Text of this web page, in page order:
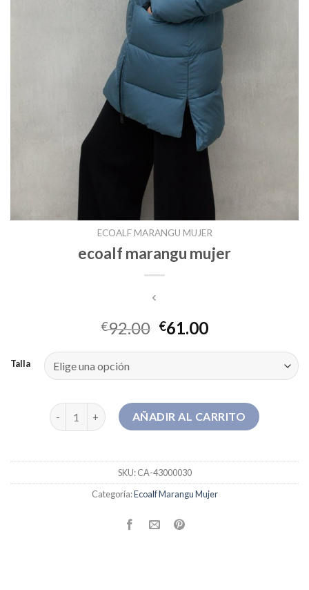
ECOALF MARANGU MUJER
ecoalf marangu mujer
€92.00 €61.00
Talla
ecoalf marangu mujer cantidadAÑADIR AL CARRITO
SKU:CA-43000030
Categoría:Ecoalf Marangu Mujer